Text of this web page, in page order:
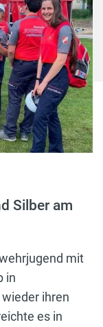
Silber am
mit
in
ihren
es in